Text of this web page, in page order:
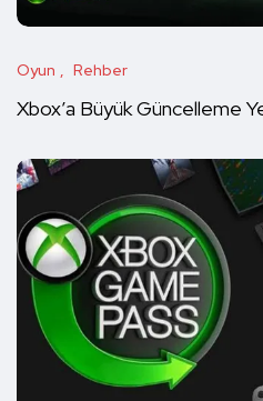
Oyun Rehber
Xbox’a Büyük Güncelleme